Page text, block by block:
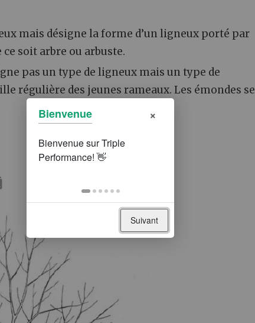
mais désigne la forme d’un ligneux porté par
soit arbre ou arbuste.
pas un type de ligneux mais un type de
régulière des jeunes rameaux. Les émondes se
Bienvenue ×
Suivant